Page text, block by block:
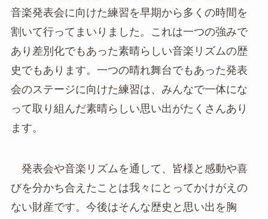
音楽発表会に向けた練習を早期から多くの時間を
割いて行ってまいりました。これは一つの強みで
あり差別化でもあった素晴らしい音楽リズムの歴
史でもあります。一つの晴れ舞台でもあった発表
会のステージに向けた練習は、みんなで一体にな
って取り組んだ素晴らしい思い出がたくさんあり
ます。
発表会や音楽リズムを通して、皆様と感動や喜
びを分かち合えたことは我々にとってかけがえの
ない財産です。今後はそんな歴史と思い出を胸